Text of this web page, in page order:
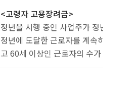
<고령자 고용장려금>
정년을 시행 중인 사업주가 정년을 연
정년에 도달한 근로자를 계속하여 고
고 60세 이상인 근로자의 수가 증가하